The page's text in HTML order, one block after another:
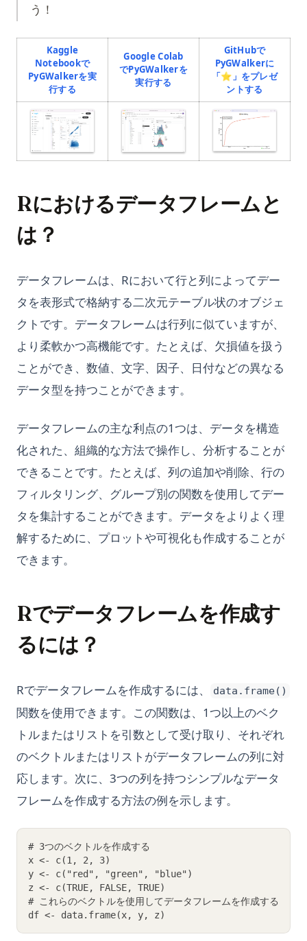
う！
Kaggle
Notebookで
PyGWalkerを実
行する(opens in a new tab)
Google Colab
でPyGWalkerを
実行する (opens in a new tab)
GitHubで
PyGWalkerに
「⭐️」をプレゼ
ントする
(opens in a new tab)(opens in a new tab)(opens in
Rにおけるデータフレームと
は？
データフレームは、Rにおいて行と列によってデー
タを表形式で格納する二次元テーブル状のオブジェ
クトです。データフレームは行列に似ていますが、
より柔軟かつ高機能です。たとえば、欠損値を扱う
ことができ、数値、文字、因子、日付などの異なる
データ型を持つことができます。
データフレームの主な利点の1つは、データを構造
化された、組織的な方法で操作し、分析することが
できることです。たとえば、列の追加や削除、行の
フィルタリング、グループ別の関数を使用してデー
タを集計することができます。データをよりよく理
解するために、プロットや可視化も作成することが
できます。
Rでデータフレームを作成す
るには？
Rでデータフレームを作成するには、 data.frame()
関数を使用できます。この関数は、1つ以上のベク
トルまたはリストを引数として受け取り、それぞれ
のベクトルまたはリストがデータフレームの列に対
応します。次に、3つの列を持つシンプルなデータ
フレームを作成する方法の例を示します。
# 3つのベクトルを作成する
x <- c(1, 2, 3)
y <- c("red", "green", "blue")
z <- c(TRUE, FALSE, TRUE)
# これらのベクトルを使用してデータフレームを作成する
df <- data.frame(x, y, z)